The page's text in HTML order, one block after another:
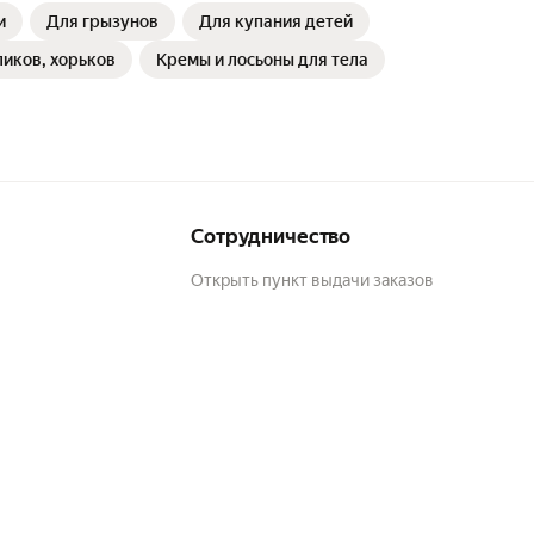
Для грызунов
Для купания детей
хорьков
Кремы и лосьоны для тела
Сотрудничество
Открыть пункт выдачи заказов